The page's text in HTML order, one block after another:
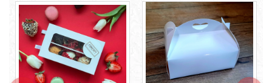
Supporti per Pasticcini
Vassoi in Cartone
Vassoi per Pasticcini e Torte